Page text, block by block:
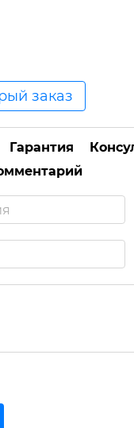
заказ
Гарантия